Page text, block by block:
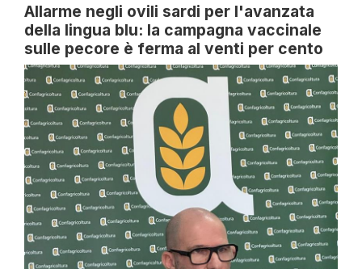
Allarme negli ovili sardi per l'avanzata
della lingua blu: la campagna vaccinale
sulle pecore è ferma al venti per cento